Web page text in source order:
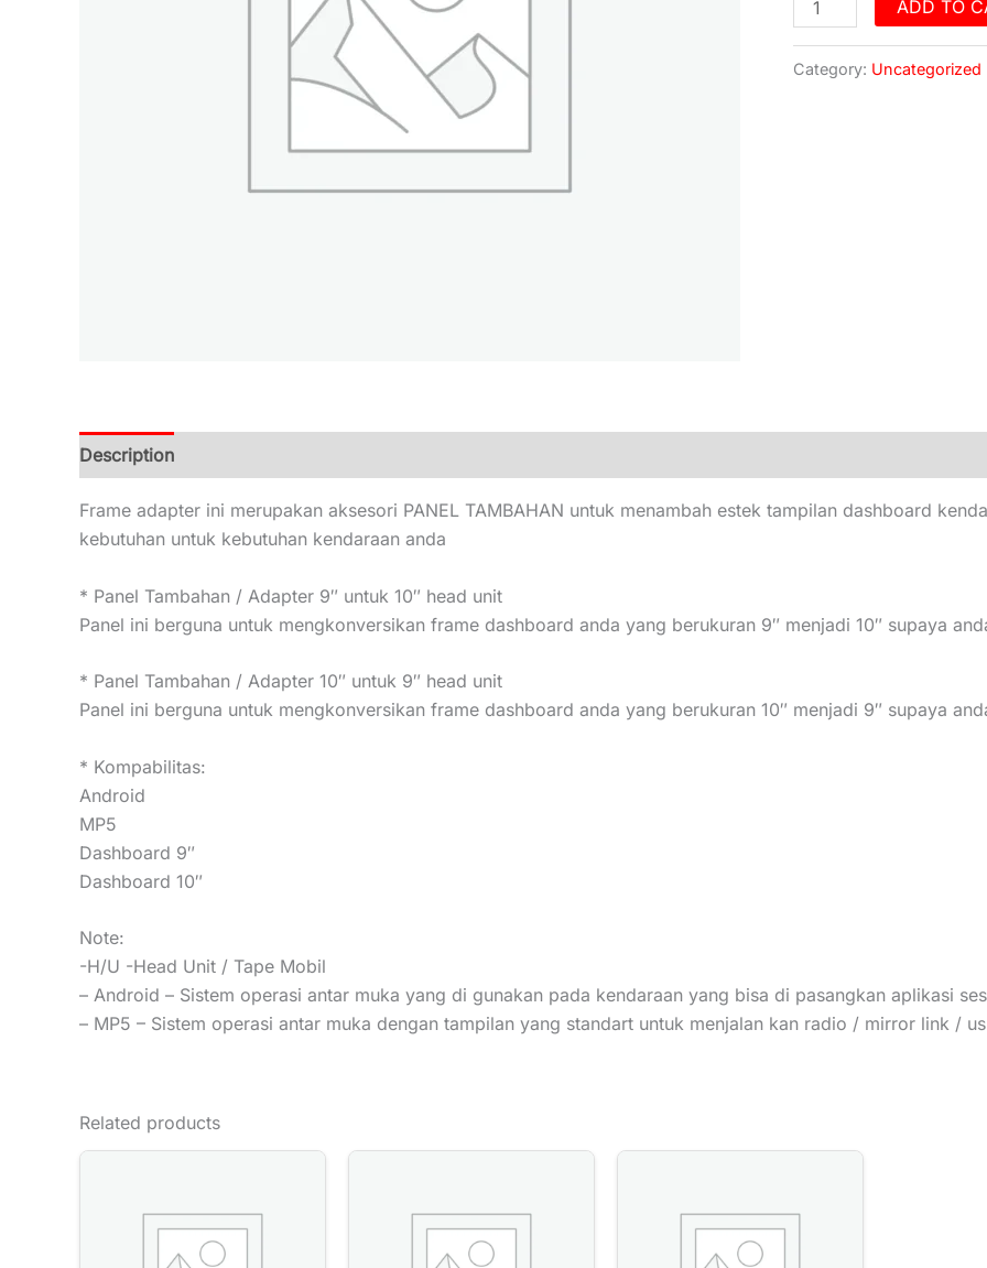
ADD TO
Category: Uncategorized
Description
Frame adapter ini merupakan aksesori PANEL TAMBAHAN untuk menambah estek tampilan dashboard
kebutuhan untuk kebutuhan kendaraan anda
* Panel Tambahan / Adapter 9″ untuk 10″ head unit
Panel ini berguna untuk mengkonversikan frame dashboard anda yang berukuran 9″ menjadi 10″ supaya
* Panel Tambahan / Adapter 10″ untuk 9″ head unit
Panel ini berguna untuk mengkonversikan frame dashboard anda yang berukuran 10″ menjadi 9″ supaya
* Kompabilitas:
Android
MP5
Dashboard 9″
Dashboard 10″
Note:
-H/U -Head Unit / Tape Mobil
– Android – Sistem operasi antar muka yang di gunakan pada kendaraan yang bisa di pasangkan aplikasi
– MP5 – Sistem operasi antar muka dengan tampilan yang standart untuk menjalan kan radio / mirror link /
Related products